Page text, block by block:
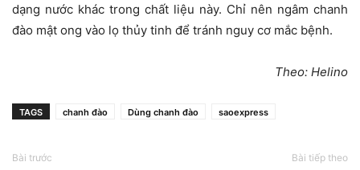
dạng nước khác trong chất liệu này. Chỉ nên ngâm chanh
đào mật ong vào lọ thủy tinh để tránh nguy cơ mắc bệnh.
Theo: Helino
TAGS chanh đào Dùng chanh đào saoexpress
Bài trước Bài tiếp theo